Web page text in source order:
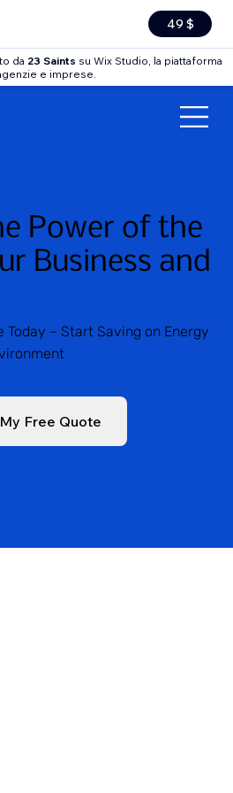
49 $
da 23 Saints su Wix Studio, la piattaforma
e imprese.